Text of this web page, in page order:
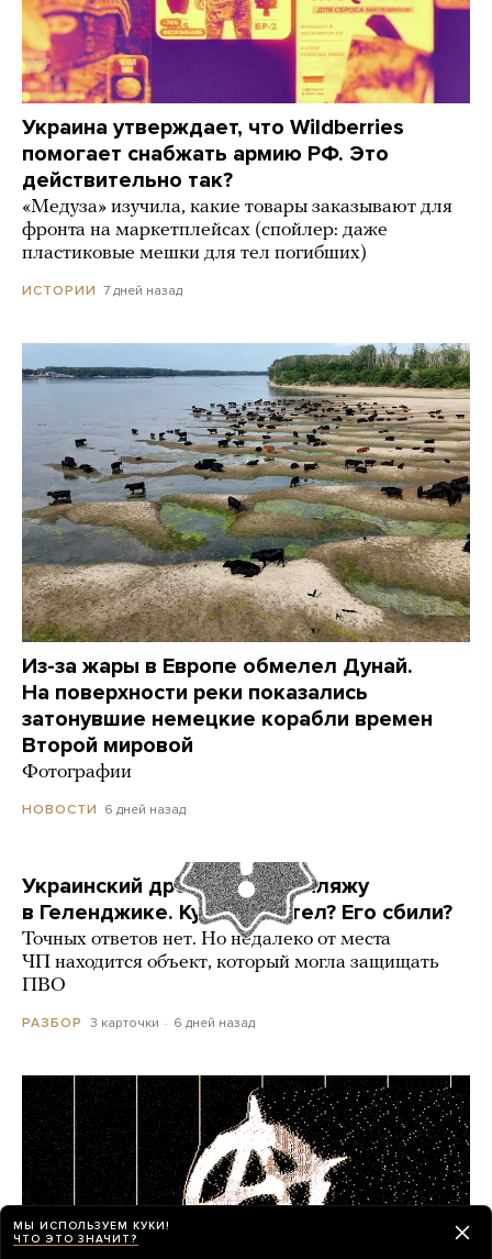
Украина утверждает, что Wildberries
помогает снабжать армию РФ. Это
действительно так?
«Медуза» изучила, какие товары заказывают для
фронта на маркетплейсах (спойлер: даже
пластиковые мешки для тел погибших)
ИСТОРИИ 7 дней назад
Из-за жары в Европе обмелел Дунай.
На поверхности реки показались
затонувшие немецкие корабли времен
Второй мировой
Фотографии
НОВОСТИ 6 дней назад
Украинский дрон попал по пляжу
в Геленджике. Куда он летел? Его сбили?
Точных ответов нет. Но недалеко от места
ЧП находится объект, который могла защищать
ПВО
РАЗБОР 3 карточки 6 дней назад
МЫ ИСПОЛЬЗУЕМ КУКИ!
ЧТО ЭТО ЗНАЧИТ?